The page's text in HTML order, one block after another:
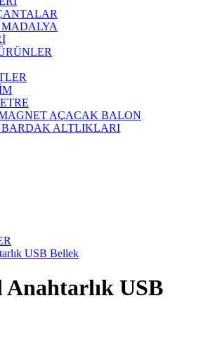
AÇACAK BALON
BARDAK ALTLIKLARI
USB Bellek
Anahtarlık USB